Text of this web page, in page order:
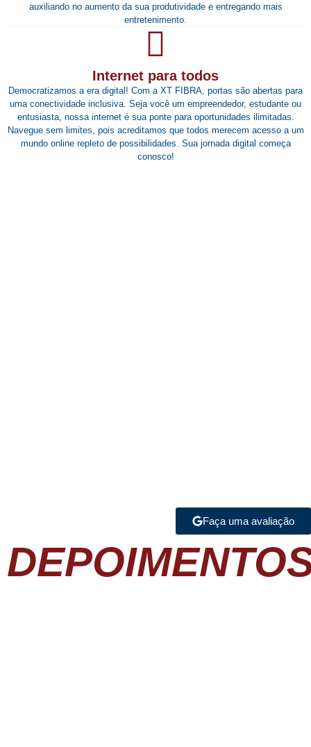
auxiliando no aumento da sua produtividade e entregando mais
entretenimento.
Internet para todos
Democratizamos a era digital! Com a XT FIBRA, portas são abertas para
uma conectividade inclusiva. Seja você um empreendedor, estudante ou
entusiasta, nossa internet é sua ponte para oportunidades ilimitadas.
Navegue sem limites, pois acreditamos que todos merecem acesso a um
mundo online repleto de possibilidades. Sua jornada digital começa
conosco!
Faça uma avaliação